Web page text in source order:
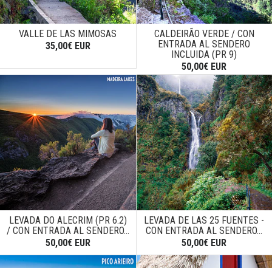
VALLE DE LAS MIMOSAS
35,00€ EUR
CALDEIRÃO VERDE / CON
ENTRADA AL SENDERO
INCLUIDA (PR 9)
50,00€ EUR
LEVADA DO ALECRIM (PR 6.2)
/ CON ENTRADA AL SENDERO...
50,00€ EUR
LEVADA DE LAS 25 FUENTES -
CON ENTRADA AL SENDERO...
50,00€ EUR